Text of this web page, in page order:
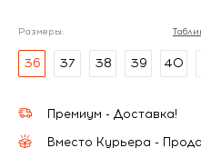
Размеры:
36 37 38 39 40
Премиум - Доставка!
Вместо Курьера -